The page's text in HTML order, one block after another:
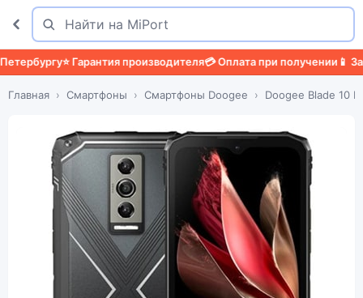
Поиск
Найти
⭐ Гарантия производителя💳 Оплата при получении📱
Главная Смартфоны Смартфоны Doogee Doogee Blade 10